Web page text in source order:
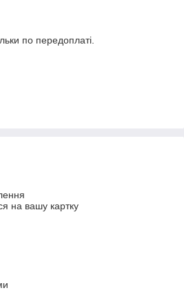
по передоплаті.
на вашу картку